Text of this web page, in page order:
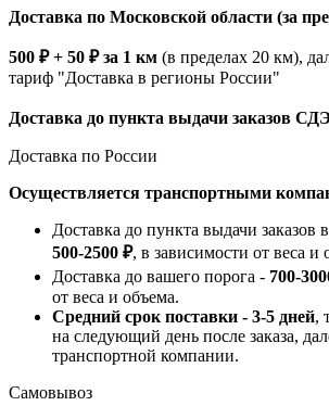
Доставка по Московской области (за
500 ₽ + 50 ₽ за 1 км (в пределах 20 км),
тариф "Доставка в регионы России"
Доставка до пункта выдачи заказов
Доставка по России
Осуществляется транспортными
Доставка до пункта выдачи заказов
500-2500 ₽, в зависимости от веса и
Доставка до вашего порога - 700-
от веса и объема.
Средний срок поставки - 3-5 дней,
на следующий день после заказа,
транспортной компании.
Самовывоз